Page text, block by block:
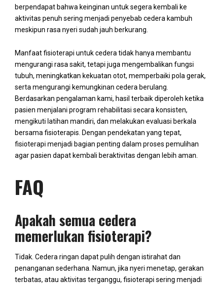
berpendapat bahwa keinginan untuk segera kembali ke
aktivitas penuh sering menjadi penyebab cedera kambuh
meskipun rasa nyeri sudah jauh berkurang.
Manfaat fisioterapi untuk cedera tidak hanya membantu
mengurangi rasa sakit, tetapi juga mengembalikan fungsi
tubuh, meningkatkan kekuatan otot, memperbaiki pola gerak,
serta mengurangi kemungkinan cedera berulang.
Berdasarkan pengalaman kami, hasil terbaik diperoleh ketika
pasien menjalani program rehabilitasi secara konsisten,
mengikuti latihan mandiri, dan melakukan evaluasi berkala
bersama fisioterapis. Dengan pendekatan yang tepat,
fisioterapi menjadi bagian penting dalam proses pemulihan
agar pasien dapat kembali beraktivitas dengan lebih aman.
FAQ
Apakah semua cedera
memerlukan fisioterapi?
Tidak. Cedera ringan dapat pulih dengan istirahat dan
penanganan sederhana. Namun, jika nyeri menetap, gerakan
terbatas, atau aktivitas terganggu, fisioterapi sering menjadi